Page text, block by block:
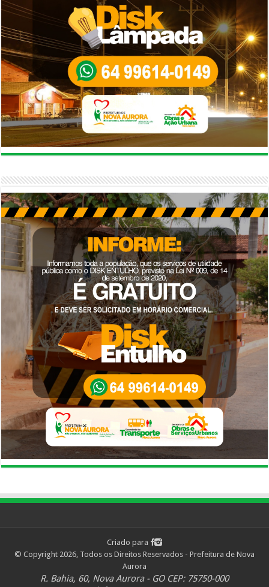
Criado para
© Copyright 2026, Todos os Direitos Reservados - Prefeitura de Nova
Aurora
R. Bahia, 60, Nova Aurora - GO CEP: 75750-000